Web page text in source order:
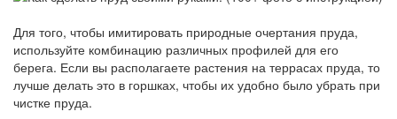
Для того, чтобы имитировать природные очертания пруда,
используйте комбинацию различных профилей для его
берега. Если вы располагаете растения на террасах пруда, то
лучше делать это в горшках, чтобы их удобно было убрать при
чистке пруда.